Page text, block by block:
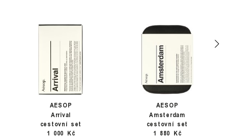
AESOP
Arrival
cestovní set
1 000 Kč
AESOP
Amsterdam
cestovní set
1 880 Kč